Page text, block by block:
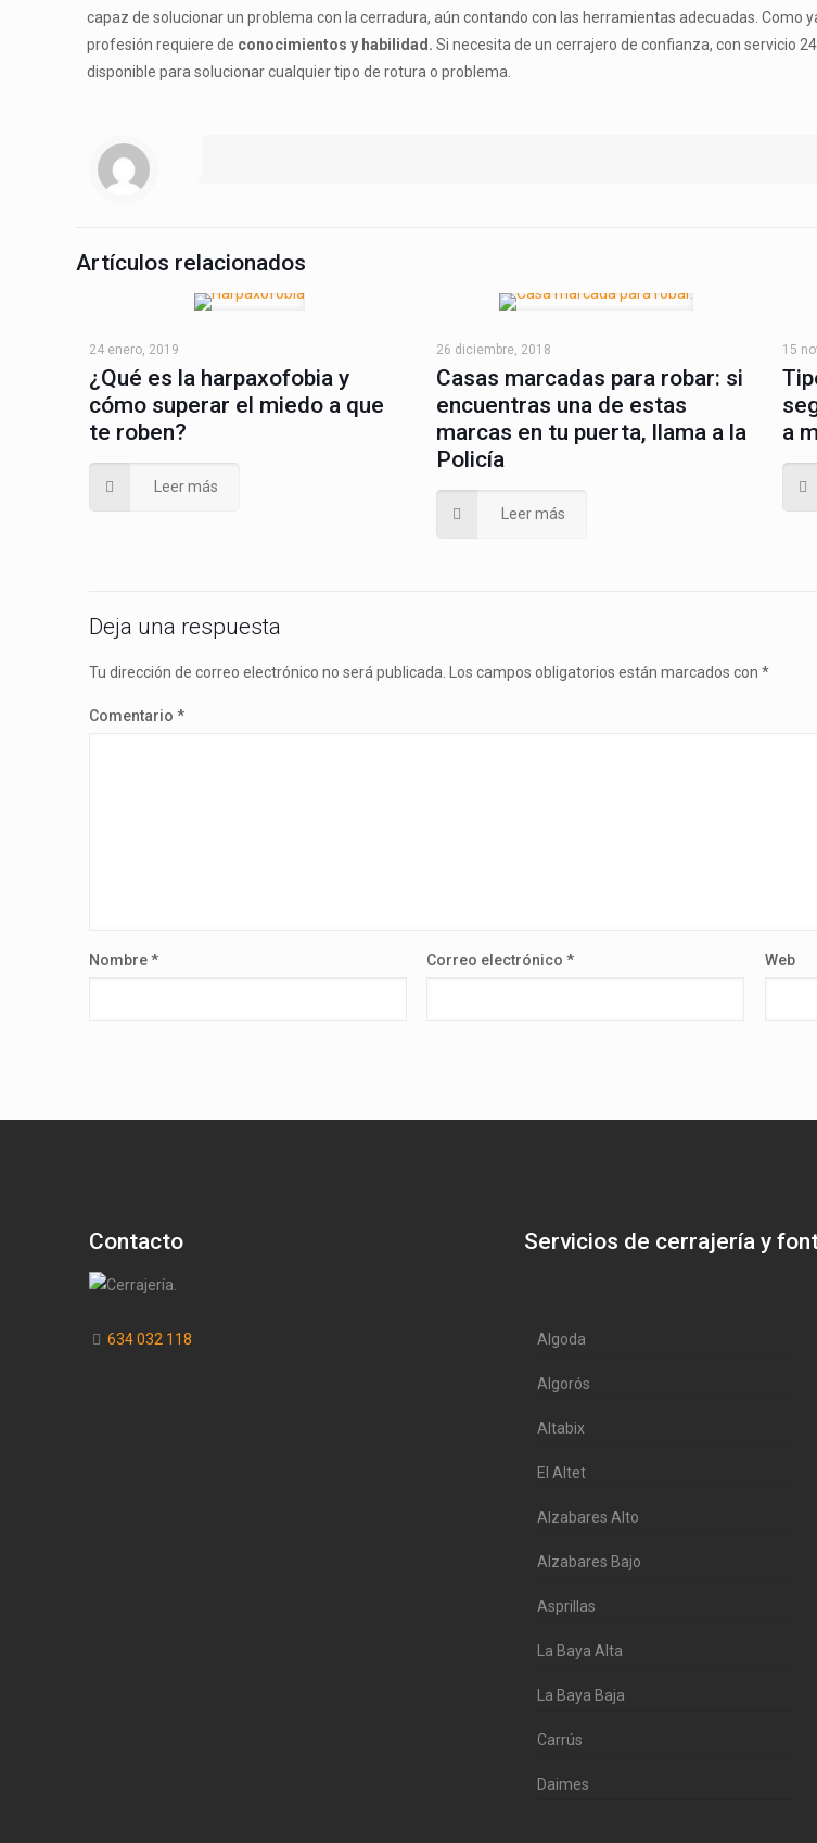
capaz de solucionar un problema con la cerradura, aún contando con las herramientas adecuadas. Como
profesión requiere de conocimientos y habilidad. Si necesita de un cerrajero de confianza, con servicio
disponible para solucionar cualquier tipo de rotura o problema.
Artículos relacionados
24 enero, 2019
¿Qué es la harpaxofobia y
cómo superar el miedo a que
te roben?
Leer más
26 diciembre, 2018
Casas marcadas para robar: si
encuentras una de estas
marcas en tu puerta, llama a la
Policía
Leer más
15
a
Deja una respuesta
Tu dirección de correo electrónico no será publicada. Los campos obligatorios están marcados con *
Comentario *
Nombre* Correo electrónico* Web
Contacto
634 032 118
Servicios de cerrajería y
Algoda
Algorós
Altabix
El Altet
Alzabares Alto
Alzabares Bajo
Asprillas
La Baya Alta
La Baya Baja
Carrús
Daimes